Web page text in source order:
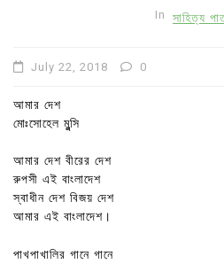
In সাহিত্য
July 22, 2018 0
আমার দেশ
মোঃসোহেল মুন্সি
আমার দেশ বীরের দেশ
রুপসী এই বাংলাদেশ
স্বাধীন দেশ বিজয় দেশ
আমার এই বাংলাদেশ।
পাখপাখালির গানে গানে